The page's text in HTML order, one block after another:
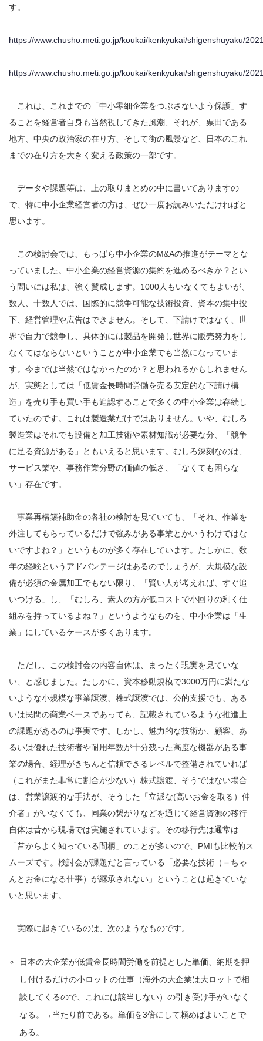
す。
https://www.chusho.meti.go.jp/koukai/kenkyukai/shigenshuyaku/
https://www.chusho.meti.go.jp/koukai/kenkyukai/shigenshuyaku/
これは、これまでの「中小零細企業をつぶさないよう保護」す
ることを経営者自身も当然視してきた風潮、それが、票田である
地方、中央の政治家の在り方、そして街の風景など、日本のこれ
までの在り方を大きく変える政策の一部です。
データや課題等は、上の取りまとめの中に書いてありますの
で、特に中小企業経営者の方は、ぜひ一度お読みいただければと
思います。
この検討会では、もっぱら中小企業のM&Aの推進がテーマとな
っていました。中小企業の経営資源の集約を進めるべきか？とい
う問いには私は、強く賛成します。1000人もいなくてもよいが、
数人、十数人では、国際的に競争可能な技術投資、資本の集中投
下、経営管理や広告はできません。そして、下請けではなく、世
界で自力で競争し、具体的には製品を開発し世界に販売努力をし
なくてはならないということが中小企業でも当然になっていま
す。今までは当然ではなかったのか？と思われるかもしれません
が、実態としては「低賃金長時間労働を売る安定的な下請け構
造」を売り手も買い手も追認することで多くの中小企業は存続し
ていたのです。これは製造業だけではありません。いや、むしろ
製造業はそれでも設備と加工技術や素材知識が必要な分、「競争
に足る資源がある」ともいえると思います。むしろ深刻なのは、
サービス業や、事務作業分野の価値の低さ、「なくても困らな
い」存在です。
事業再構築補助金の各社の検討を見ていても、「それ、作業を
外注してもらっているだけで強みがある事業とかいうわけではな
いですよね？」というものが多く存在しています。たしかに、数
年の経験というアドバンテージはあるのでしょうが、大規模な設
備が必須の金属加工でもない限り、「賢い人が考えれば、すぐ追
いつける」し、「むしろ、素人の方が低コストで小回りの利く仕
組みを持っているよね？」というようなものを、中小企業は「生
業」にしているケースが多くあります。
ただし、この検討会の内容自体は、まったく現実を見ていな
い、と感じました。たしかに、資本移動規模で3000万円に満たな
いような小規模な事業譲渡、株式譲渡では、公的支援でも、ある
いは民間の商業ベースであっても、記載されているような推進上
の課題があるのは事実です。しかし、魅力的な技術か、顧客、あ
るいは優れた技術者や耐用年数が十分残った高度な機器がある事
業の場合、経理がきちんと信頼できるレベルで整備されていれば
（これがまた非常に割合が少ない）株式譲渡、そうではない場合
は、営業譲渡的な手法が、そうした「立派な(高いお金を取る）仲
介者」がいなくても、同業の繋がりなどを通じて経営資源の移行
自体は昔から現場では実施されています。その移行先は通常は
「昔からよく知っている間柄」のことが多いので、PMIも比較的ス
ムーズです。検討会が課題だと言っている「必要な技術（＝ちゃ
んとお金になる仕事）が継承されない」ということは起きていな
いと思います。
実際に起きているのは、次のようなものです。
日本の大企業が低賃金長時間労働を前提とした単価、納期を押
し付けるだけの小ロットの仕事（海外の大企業は大ロットで相
談してくるので、これには該当しない）の引き受け手がいなく
なる。→当たり前である。単価を3倍にして頼めばよいことで
ある。